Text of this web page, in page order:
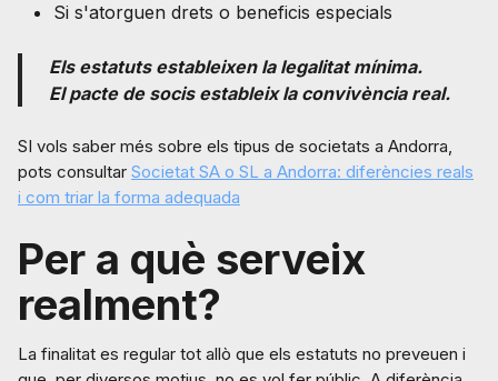
Si s'atorguen drets o beneficis especials
Els estatuts estableixen la legalitat mínima.
El pacte de socis estableix la convivència real.
SI vols saber més sobre els tipus de societats a Andorra,
pots consultar Societat SA o SL a Andorra: diferències reals
i com triar la forma adequada
Per a què serveix
realment?
La finalitat es regular tot allò que els estatuts no preveuen i